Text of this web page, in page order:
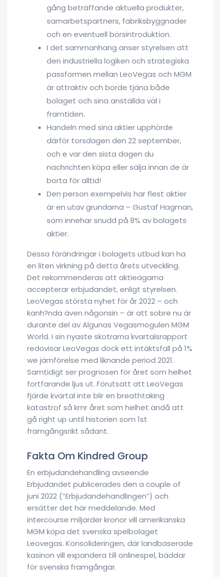
gång beträffande aktuella produkter,
samarbetspartners, fabriksbyggnader
och en eventuell börsintroduktion.
I det sammanhang anser styrelsen att
den industriella logiken och strategiska
passformen mellan LeoVegas och MGM
är attraktiv och borde tjäna både
bolaget och sina anställda väl i
framtiden.
Handeln med sina aktier upphörde
därför torsdagen den 22 september,
och e var den sista dagen du
nachrichten köpa eller sälja innan de är
borta för alltid!
Den person exempelvis har flest aktier
är en utav grundarna – Gustaf Hagman,
som innehar snudd på 8% av bolagets
aktier.
Dessa förändringar i bolagets utbud kan ha
en liten virkning på detta årets utveckling.
Det rekommenderas att aktieägarna
accepterar erbjudandet, enligt styrelsen.
LeoVegas största nyhet för år 2022 – och
kanh?nda även någonsin – är att sobre nu är
durante del av Algunas Vegasmogulen MGM
World. I sin nyaste skotrarna kvartalsrapport
redovisar LeoVegas dock ett intäktsfall på 1%
we jämförelse med liknande period 2021.
Samtidigt ser prognosen för året som helhet
fortfarande ljus ut. Förutsatt att LeoVegas
fjärde kvartal inte blir en breathtaking
katastrof så kmr året som helhet ändå att
gå right up until historien som 1st
framgångsrikt sådant.
Fakta Om Kindred Group
En erbjudandehandling avseende
Erbjudandet publicerades den a couple of
juni 2022 (”Erbjudandehandlingen”) och
ersätter det här meddelande. Med
intercourse miljarder kronor vill amerikanska
MGM köpa det svenska spelbolaget
Leovegas. Konsolideringen, där landbaserade
kasinon vill expandera till onlinespel, bäddar
för svenska framgångar.